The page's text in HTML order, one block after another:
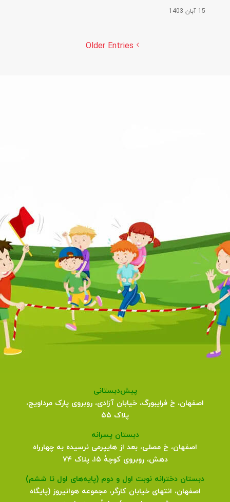
15 آبان 1403
Older Entries
پیش‌دبستانی
اصفهان، خ فرایبورگ، خیابان آزادی، روبروی پارک مرداویج،
پلاک ۵۵
دبستان پسرانه
اصفهان، خ مصلی، بعد از هایپرمی نرسیده به چهارراه
دهش، روبروی کوچهٔ ۱۵، پلاک ۷۴
دبستان دخترانه نوبت اول و دوم (پایه‌های اول تا ششم)
اصفهان، انتهای خیابان کارگر، مجموعه هوانیروز (پایگاه